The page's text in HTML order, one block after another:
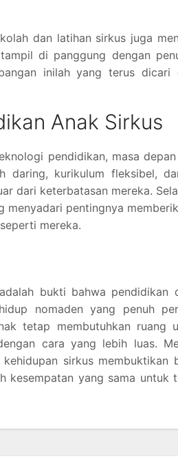
dan latihan sirkus juga
di panggung dengan
inilah yang terus
Anak Sirkus
pendidikan, masa
daring, kurikulum fleksibel,
dari keterbatasan mereka.
menyadari pentingnya
mereka.
bukti bahwa pendidikan
nomaden yang penuh
tetap membutuhkan ruang
cara yang lebih luas.
sirkus
kesempatan yang sama untuk